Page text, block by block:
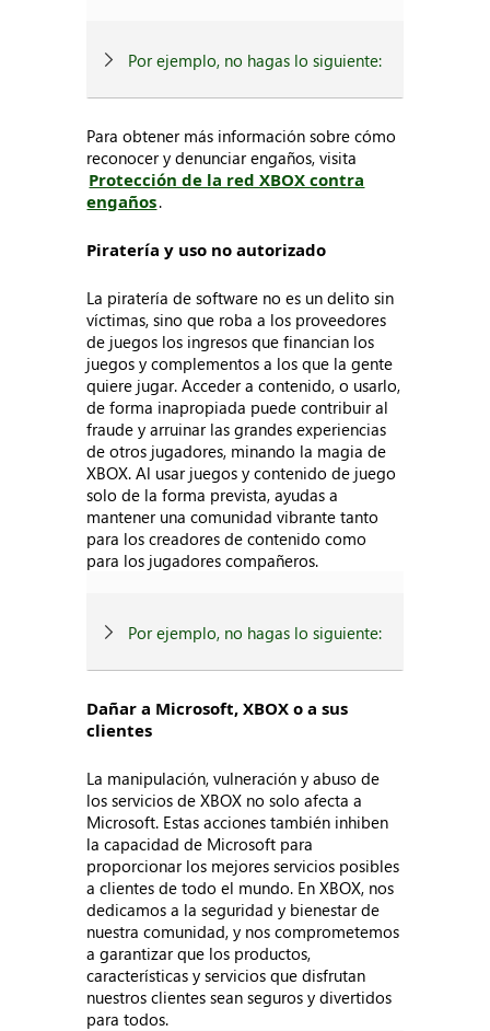
Por ejemplo, no hagas lo siguiente:
Para obtener más información sobre cómo
reconocer y denunciar engaños, visita
Protección de la red XBOX contra
engaños.
Piratería y uso no autorizado
La piratería de software no es un delito sin
víctimas, sino que roba a los proveedores
de juegos los ingresos que financian los
juegos y complementos a los que la gente
quiere jugar. Acceder a contenido, o usarlo,
de forma inapropiada puede contribuir al
fraude y arruinar las grandes experiencias
de otros jugadores, minando la magia de
XBOX. Al usar juegos y contenido de juego
solo de la forma prevista, ayudas a
mantener una comunidad vibrante tanto
para los creadores de contenido como
para los jugadores compañeros.
Por ejemplo, no hagas lo siguiente:
Dañar a Microsoft, XBOX o a sus
clientes
La manipulación, vulneración y abuso de
los servicios de XBOX no solo afecta a
Microsoft. Estas acciones también inhiben
la capacidad de Microsoft para
proporcionar los mejores servicios posibles
a clientes de todo el mundo. En XBOX, nos
dedicamos a la seguridad y bienestar de
nuestra comunidad, y nos comprometemos
a garantizar que los productos,
características y servicios que disfrutan
nuestros clientes sean seguros y divertidos
para todos.